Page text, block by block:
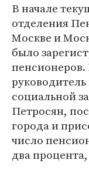
В начале
отделения
Москве и
было
пенсионеров.
социальной
Петросян,
города и
число
два